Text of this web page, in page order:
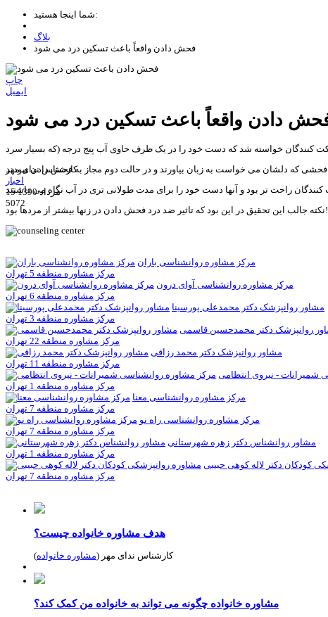
شما اینجا هستید:
بلاگ
فحش دادن واقعاً باعث تسکین درد می شود
چاپ
ایمیل
دادن واقعاً باعث تسکین درد می شود
کنندگان خواسته شد که دست خود را در یک ظرف حاوی آب پنج درجه (که بسیار سرد
کارشناس ندای مهر
اخبار
15 مرداد 1390
5072
زنها بیشتر از مردها بود!!
مرکز مشاوره روانشناسی باران
مرکز مشاوره منطقه 5 تهران
مرکز مشاوره روانشناسی آوای درون
مرکز مشاوره منطقه 6 تهران
مشاور روانپزشک دکتر محمدعلی پورسینا
مرکز مشاوره منطقه 3 تهران
روانپزشک دکتر محمدحسین قاسمی
مرکز مشاوره منطقه 22 تهران
مشاور روانپزشک دکتر محمد رزاقی
مرکز مشاوره منطقه 11 تهران
شمیرانات - نیروی انتظامی
مرکز مشاوره منطقه 1 تهران
مرکز مشاوره روانشناسی معنا
مرکز مشاوره منطقه 7 تهران
مرکز مشاوره روانشناسی راه نو
مرکز مشاوره منطقه 7 تهران
مشاور روانشناس دکتر زهره شهرستانی
مرکز مشاوره منطقه 1 تهران
کودکان دکتر لاله کوهی حبیبی
مرکز مشاوره منطقه 7 تهران
هدف مشاوره خانواده چیست؟
کارشناس ندای مهر (مشاوره خانواده)
مشاوره خانواده چگونه می تواند به خانواده من کمک کند؟